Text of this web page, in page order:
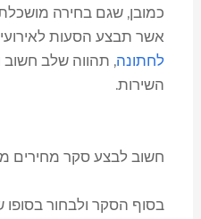
כמובן, שגם בחירה
אשר תבצע הסעות
לחתונה, תהווה שלב
השירות.
חשוב לבצע סקר מחירים
בסוף הסקר ולבחור